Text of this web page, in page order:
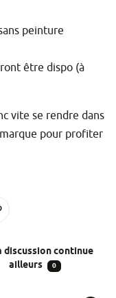
peinture
être dispo (à
vite se rendre dans
pour profiter
discussion continue
ailleurs
0